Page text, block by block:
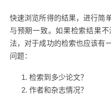
快速浏览所得的结果，进行简
与预期一致。如果检索结果
法，对于成功的检索也应该有
问题：
检索到多少论文？
作者和杂志情况？